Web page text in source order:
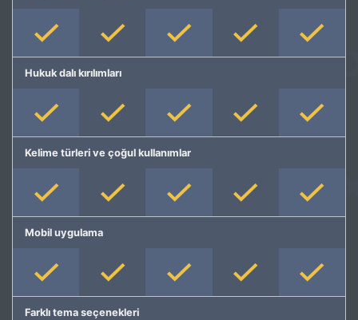
Hukuk dalı kırılımları
Kelime türleri ve çoğul kullanımlar
Mobil uygulama
Farklı tema seçenekleri